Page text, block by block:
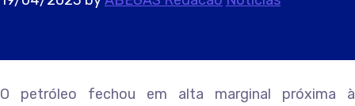
O petróleo fechou em alta marginal próxima à